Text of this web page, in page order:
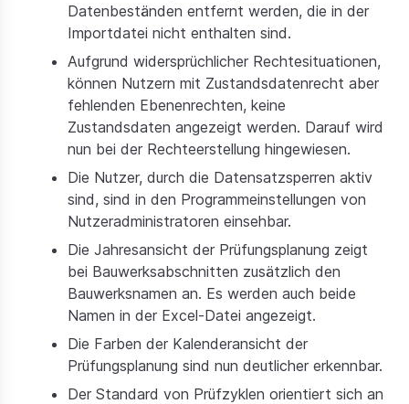
Datenbeständen entfernt werden, die in der
Importdatei nicht enthalten sind.
Aufgrund widersprüchlicher Rechtesituationen,
können Nutzern mit Zustandsdatenrecht aber
fehlenden Ebenenrechten, keine
Zustandsdaten angezeigt werden. Darauf wird
nun bei der Rechteerstellung hingewiesen.
Die Nutzer, durch die Datensatzsperren aktiv
sind, sind in den Programmeinstellungen von
Nutzeradministratoren einsehbar.
Die Jahresansicht der Prüfungsplanung zeigt
bei Bauwerksabschnitten zusätzlich den
Bauwerksnamen an. Es werden auch beide
Namen in der Excel-Datei angezeigt.
Die Farben der Kalenderansicht der
Prüfungsplanung sind nun deutlicher erkennbar.
Der Standard von Prüfzyklen orientiert sich an